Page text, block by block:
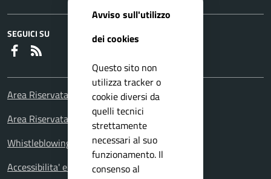
SEGUICI SU
Faceboook
Area Riservata Consiglieri Comunali
Area Riservata Polizia Locale
Whistleblowing – Segnalazioni illeciti
Accessibilita' e meccanismo di feedback
Avviso sull'utilizzo
dei cookies
Questo sito non
utilizza tracker o
cookie diversi da
quelli tecnici
strettamente
necessari al suo
funzionamento. Il
consenso al